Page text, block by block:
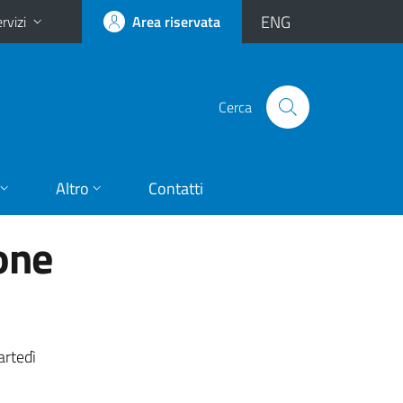
Area riservata ENG
Cerca
Altro Contatti